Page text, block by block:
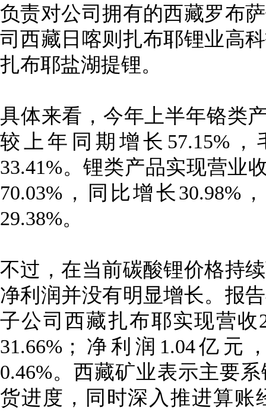
负责对公司拥有的西藏罗布
司西藏日喀则扎布耶锂业高
扎布耶盐湖提锂。
具体来看，今年上半年铬类
较上年同期增长57.15%，
33.41%。锂类产品实现营业
70.03%，同比增长30.98%
29.38%。
不过，在当前碳酸锂价格持
净利润并没有明显增长。报
子公司西藏扎布耶实现营
31.66%；净利润1.04亿
0.46%。西藏矿业表示主要
货进度，同时深入推进算账